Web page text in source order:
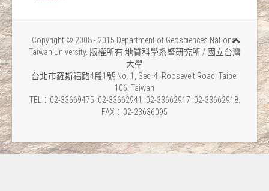
Copyright © 2008 - 2015 Department of Geosciences National
Taiwan University. 版權所有 地質科學系暨研究所 / 國立台灣
大學
台北市羅斯福路4段1號 No. 1, Sec. 4, Roosevelt Road, Taipei
106, Taiwan
TEL：02-33669475 .02-33662941 .02-33662917 .02-33662918.
FAX：02-23636095